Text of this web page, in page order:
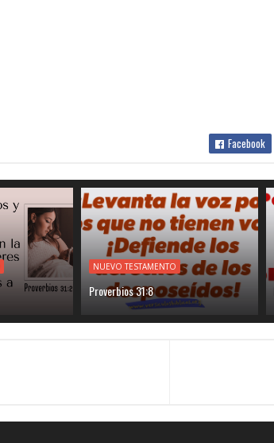
Facebook
NUEVO TESTAMENTO
Proverbios 31:8